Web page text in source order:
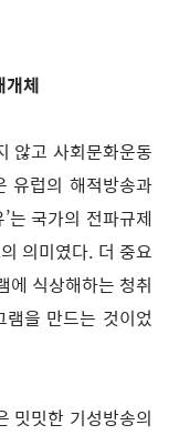
개체
않고 사회문화운동
유럽의 해적방송과
는 국가의 전파규제
의미였다. 더 중요
에 식상해하는 청취
을 만드는 것이었
밋밋한 기성방송의